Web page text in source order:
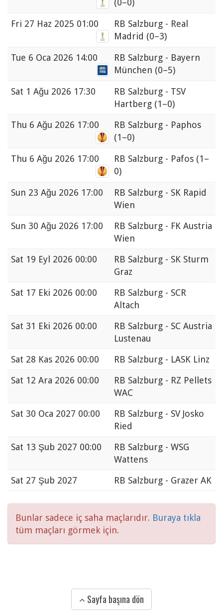
(0–0)
Fri 27 Haz 2025 01:00
RB Salzburg - Real
Madrid (0–3)
Tue 6 Oca 2026 14:00
RB Salzburg - Bayern
München (0–5)
Sat 1 Ağu 2026 17:30
RB Salzburg - TSV
Hartberg (1–0)
Thu 6 Ağu 2026 17:00
RB Salzburg - Paphos
(1–0)
Thu 6 Ağu 2026 17:00 RB Salzburg - Pafos (1–
0)
Sun 23 Ağu 2026 17:00
RB Salzburg - SK Rapid
Wien
Sun 30 Ağu 2026 17:00
RB Salzburg - FK Austria
Wien
Sat 19 Eyl 2026 00:00
RB Salzburg - SK Sturm
Graz
Sat 17 Eki 2026 00:00
RB Salzburg - SCR
Altach
Sat 31 Eki 2026 00:00
RB Salzburg - SC Austria
Lustenau
Sat 28 Kas 2026 00:00
RB Salzburg - LASK Linz
Sat 12 Ara 2026 00:00
RB Salzburg - RZ Pellets
WAC
Sat 30 Oca 2027 00:00
RB Salzburg - SV Josko
Ried
Sat 13 Şub 2027 00:00
RB Salzburg - WSG
Wattens
Sat 27 Şub 2027 RB Salzburg - Grazer AK
Bunlar sadece iç saha maçlarıdır. Buraya tıkla
tüm maçları görmek için.
Sayfa başına dön